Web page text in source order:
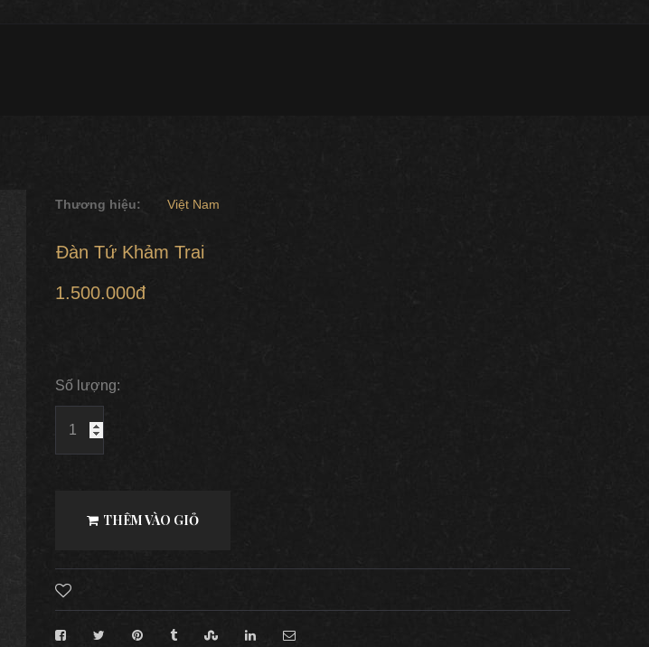
Thương hiệu: Việt Nam
Đàn Tứ Khảm Trai
1.500.000đ
Số lượng:
THÊM VÀO GIỎ